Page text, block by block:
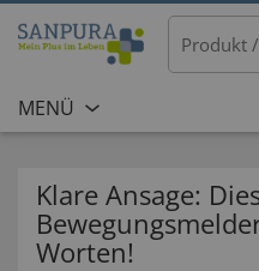
MENÜ
Klare Ansage:
Worten!